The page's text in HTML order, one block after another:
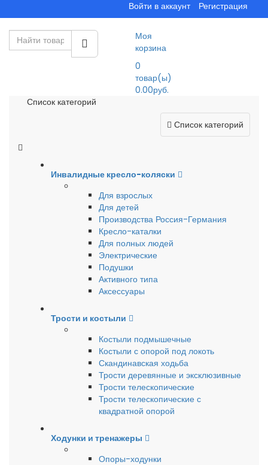
Войти в аккаунт Регистрация
Моя
корзина
0
товар(ы)
0.00руб.
Список категорий
Список категорий
Инвалидные кресло-коляски
Для взрослых
Для детей
Производства Россия-Германия
Кресло-каталки
Для полных людей
Электрические
Подушки
Активного типа
Аксессуары
Трости и костыли
Костыли подмышечные
Костыли с опорой под локоть
Скандинавская ходьба
Трости деревянные и эксклюзивные
Трости телескопические
Трости телескопические с
квадратной опорой
Ходунки и тренажеры
Опоры-ходунки